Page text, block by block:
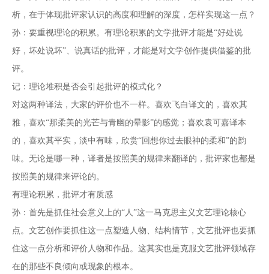
导
读
投
稿
指
南
邮
箱
投
稿
在
线
投
稿
联
系
我
们
析，在于体现批评家认识的高度和理解的深度，怎样实现这一点？
孙：要重视理论的积累。有理论积累的文学批评才能是“好处说
好，坏处说坏”、说真话的批评，才能是对文学创作提供借鉴的批
评。
记：理论堆积是否会引起批评的模式化？
对这两种译法，大家的评价也不一样。喜欢飞白译文的，喜欢其
雅，喜欢“那柔美的光芒与青幽的晕影”的感觉；喜欢袁可嘉译本
的，喜欢其平实，淡中有味，欣赏“回想你过去眼神的柔和”的韵
味。无论是哪一种，译者是按照美的规律来翻译的，批评家也都是
按照美的规律来评论的。
有理论积累，批评才有质感
孙：首先是抓住社会意义上的“人”这一马克思主义文艺理论核心
点。文艺创作要抓住这一点塑造人物、结构情节，文艺批评也要抓
住这一点分析和评价人物和作品。这其实也是克服文艺批评领域存
在的那些不良倾向或现象的根本。